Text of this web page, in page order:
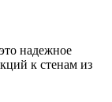
надежное
к стенам из